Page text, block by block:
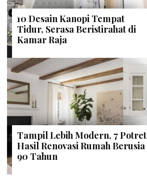
10 Desain Kanopi Tempat
Tidur, Serasa Beristirahat di
Kamar Raja
Tampil Lebih Modern, 7 Potret
Hasil Renovasi Rumah Berusia
90 Tahun